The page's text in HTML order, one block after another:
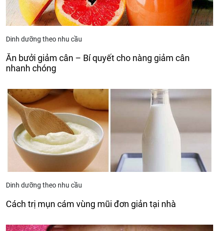
Dinh dưỡng theo nhu cầu
Ăn bưởi giảm cân – Bí quyết cho nàng giảm cân
nhanh chóng
Dinh dưỡng theo nhu cầu
Cách trị mụn cám vùng mũi đơn giản tại nhà